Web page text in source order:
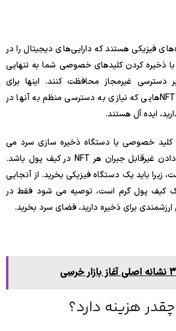
فیزیکی هستند که دارایی‌های دیجیتال را در
با ذخیره کردن کلیدهای خصوصی شما به تنهایی
دسترسی غیرمجاز محافظت کنند. اینها برای
یا NFTهایی که نیازی به دسترسی منظم به آنها در
ایده آل هستند.
کلید خصوصی یا دستگاه ذخیره سازی سرد می
تواند به معنای از دست دادن غیرقابل جبران هر NFT در کیف پول باشد.
زیرا باید یک دستگاه فیزیکی بخرید. از آنجایی
یک کیف پول گرم است، توصیه می شود فقط در
برای ذخیره دارید، فضای سرد بخرید.
3 نشانه اصلی آغاز بازار خرسی